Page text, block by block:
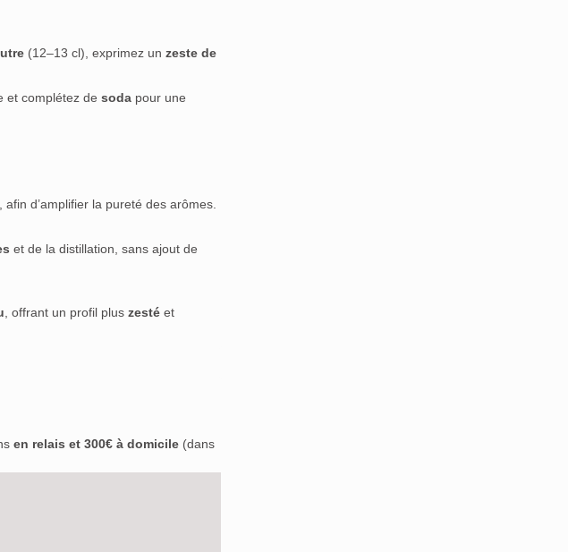
(12–13 cl), exprimez un zeste de
et complétez de soda pour une
, afin d’amplifier la pureté des arômes.
et de la distillation, sans ajout de
, offrant un profil plus zesté et
en relais et 300€ à domicile (dans